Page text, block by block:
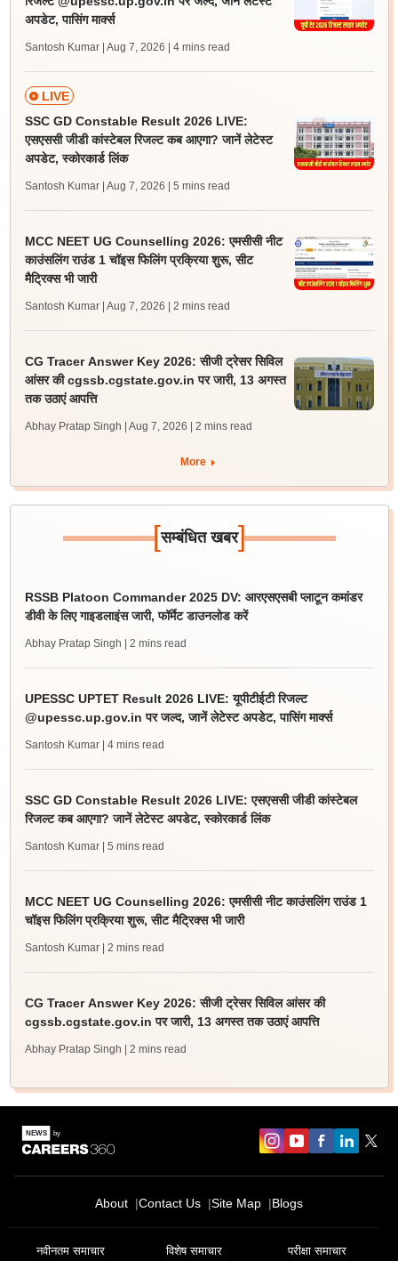
अपडेट, पासिंग मार्क्स
Santosh Kumar | Aug 7, 2026 | 4 mins read
LIVE
SSC GD Constable Result 2026 LIVE:
एसएससी जीडी कांस्टेबल रिजल्ट कब आएगा? जानें लेटेस्ट
अपडेट, स्कोरकार्ड लिंक
Santosh Kumar | Aug 7, 2026 | 5 mins read
MCC NEET UG Counselling 2026: एमसीसी नीट
काउंसलिंग राउंड 1 चॉइस फिलिंग प्रक्रिया शुरू, सीट
मैट्रिक्स भी जारी
Santosh Kumar | Aug 7, 2026 | 2 mins read
CG Tracer Answer Key 2026: सीजी ट्रेसर सिविल
आंसर की cgssb.cgstate.gov.in पर जारी, 13 अगस्त
तक उठाएं आपत्ति
Abhay Pratap Singh | Aug 7, 2026 | 2 mins read
More
[सम्बंधित खबर]
RSSB Platoon Commander 2025 DV: आरएसएसबी प्लाटून कमांडर
डीवी के लिए गाइडलाइंस जारी, फॉर्मेट डाउनलोड करें
Abhay Pratap Singh | 2 mins read
UPESSC UPTET Result 2026 LIVE: यूपीटीईटी रिजल्ट
@upessc.up.gov.in पर जल्द, जानें लेटेस्ट अपडेट, पासिंग मार्क्स
Santosh Kumar | 4 mins read
SSC GD Constable Result 2026 LIVE: एसएससी जीडी कांस्टेबल
रिजल्ट कब आएगा? जानें लेटेस्ट अपडेट, स्कोरकार्ड लिंक
Santosh Kumar | 5 mins read
MCC NEET UG Counselling 2026: एमसीसी नीट काउंसलिंग राउंड 1
चॉइस फिलिंग प्रक्रिया शुरू, सीट मैट्रिक्स भी जारी
Santosh Kumar | 2 mins read
CG Tracer Answer Key 2026: सीजी ट्रेसर सिविल आंसर की
cgssb.cgstate.gov.in पर जारी, 13 अगस्त तक उठाएं आपत्ति
Abhay Pratap Singh | 2 mins read
About Contact Us Site Map Blogs
नवीनतम समाचार विशेष समाचार परीक्षा समाचार